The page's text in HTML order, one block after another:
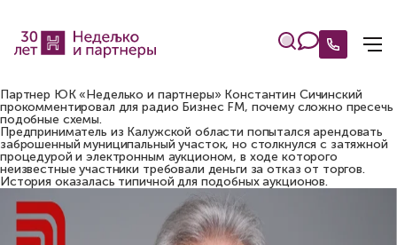
Партнер ЮК «Неделько и партнеры» Константин Сичинский
прокомментировал для радио Бизнес FM, почему сложно пресечь
подобные схемы.
Предприниматель из Калужской области попытался арендовать
заброшенный муниципальный участок, но столкнулся с затяжной
процедурой и электронным аукционом, в ходе которого
неизвестные участники требовали деньги за отказ от торгов.
История оказалась типичной для подобных аукционов.